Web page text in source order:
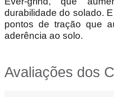
durabilidade do solado.
pontos de tração que
aderência ao solo.
Avaliações dos